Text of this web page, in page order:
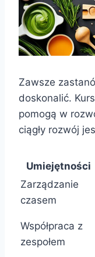
Zawsze
doskonalić.
pomogą w
ciągły rozwój
Umiejętności
Zarządzanie
czasem
Współpraca z
zespołem